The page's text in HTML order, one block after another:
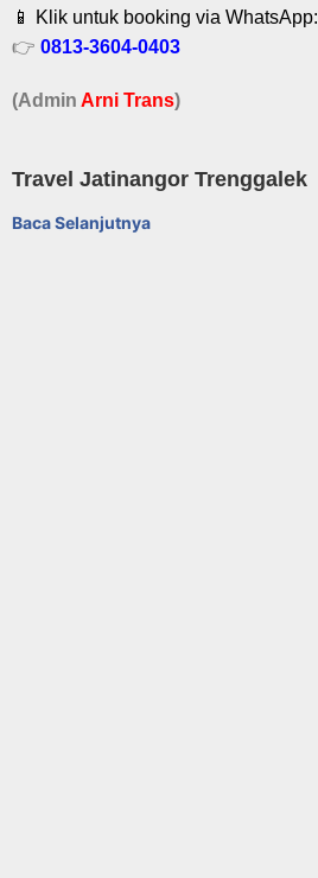
📱 Klik untuk booking via WhatsApp:
👉 0813-3604-0403
(Admin Arni Trans)
Travel Jatinangor Trenggalek
Baca Selanjutnya